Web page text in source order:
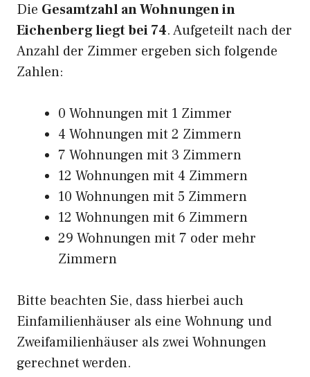
Die Gesamtzahl an Wohnungen in
Eichenberg liegt bei 74. Aufgeteilt nach der
Anzahl der Zimmer ergeben sich folgende
Zahlen:
0 Wohnungen mit 1 Zimmer
4 Wohnungen mit 2 Zimmern
7 Wohnungen mit 3 Zimmern
12 Wohnungen mit 4 Zimmern
10 Wohnungen mit 5 Zimmern
12 Wohnungen mit 6 Zimmern
29 Wohnungen mit 7 oder mehr
Zimmern
Bitte beachten Sie, dass hierbei auch
Einfamilienhäuser als eine Wohnung und
Zweifamilienhäuser als zwei Wohnungen
gerechnet werden.